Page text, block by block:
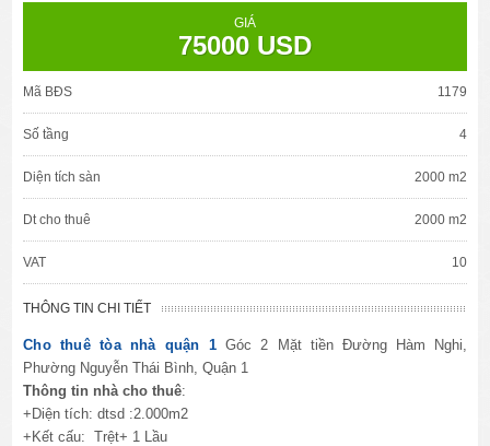
GIÁ
75000 USD
Mã BĐS 1179
Số tầng 4
Diện tích sàn 2000 m2
Dt cho thuê 2000 m2
VAT 10
THÔNG TIN CHI TIẾT
Cho thuê tòa nhà quận 1 Góc 2 Mặt tiền Đường
Hàm Nghi,
Phường Nguyễn Thái Bình, Quận 1
Thông tin nhà cho thuê:
+Diện tích:dtsd :2.000m2
+Kết cấu: Trệt+ 1
Lầu